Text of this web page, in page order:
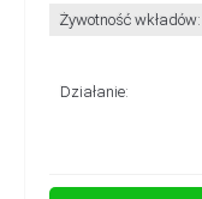
Żywotność wkładów:
Działanie: